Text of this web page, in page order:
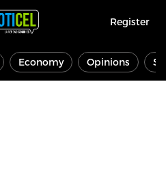
Register
Economy Opinions